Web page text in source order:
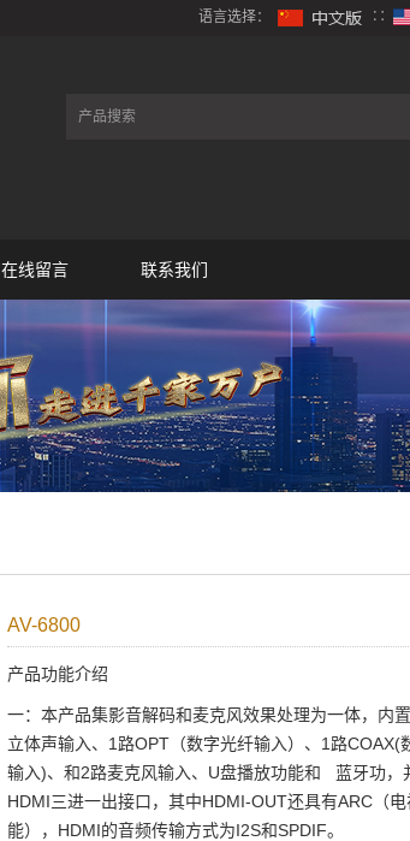
语言选择： ∷
在线留言 联系我们
AV-6800
产品功能介绍
一：本产品集影音解码和麦克风效果处理为一体，内
立体声输入、1路OPT（数字光纤输入）、1路COAX(
输入)、和2路麦克风输入、U盘播放功能和 蓝牙功，
HDMI三进一出接口，其中HDMI-OUT还具有ARC（
能），HDMI的音频传输方式为I2S和SPDIF。